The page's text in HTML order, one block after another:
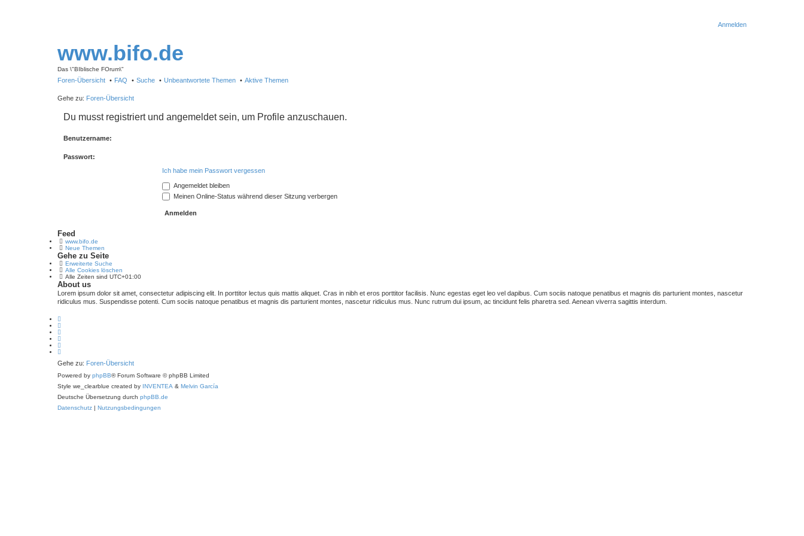
Anmelden
www.bifo.de
Das \"BIblische FOrum\"
Foren-Übersicht FAQ Suche Unbeantwortete Themen Aktive Themen
Gehe zu: Foren-Übersicht
Du musst registriert und angemeldet sein, um Profile anzuschauen.
Benutzername:
Passwort:
Ich habe mein Passwort vergessen
Angemeldet bleiben
Meinen Online-Status während dieser Sitzung verbergen
Feed
www.bifo.de
Neue Themen
Gehe zu Seite
Erweiterte Suche
Alle Cookies löschen
Alle Zeiten sind UTC+01:00
About us
Lorem ipsum dolor sit amet, consectetur adipiscing elit. In porttitor lectus quis mattis aliquet. Cras in nibh et eros porttitor facilisis. Nunc egestas eget leo vel dapibus. Cum sociis natoque penatibus et magnis dis parturient montes, nascetur
ridiculus mus. Suspendisse potenti. Cum sociis natoque penatibus et magnis dis parturient montes, nascetur ridiculus mus. Nunc rutrum dui ipsum, ac tincidunt felis pharetra sed. Aenean viverra sagittis interdum.
Gehe zu: Foren-Übersicht
Powered by phpBB® Forum Software © phpBB Limited
Style we_clearblue created by INVENTEA & Melvin García
Deutsche Übersetzung durch phpBB.de
Datenschutz | Nutzungsbedingungen